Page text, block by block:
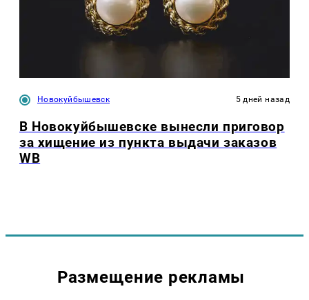
Новокуйбышевск 5 дней назад
В Новокуйбышевске вынесли приговор
за хищение из пункта выдачи заказов
WB
Размещение рекламы